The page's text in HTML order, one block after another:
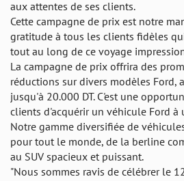
aux attentes de ses clients.
Cette campagne de prix est notre
gratitude à tous les clients fidèles
tout au long de ce voyage
La campagne de prix offrira des
réductions sur divers modèles Ford,
jusqu'à 20.000 DT. C'est une
clients d'acquérir un véhicule Ford à
Notre gamme diversifiée de
pour tout le monde, de la berline
au SUV spacieux et puissant.
"Nous sommes ravis de célébrer le